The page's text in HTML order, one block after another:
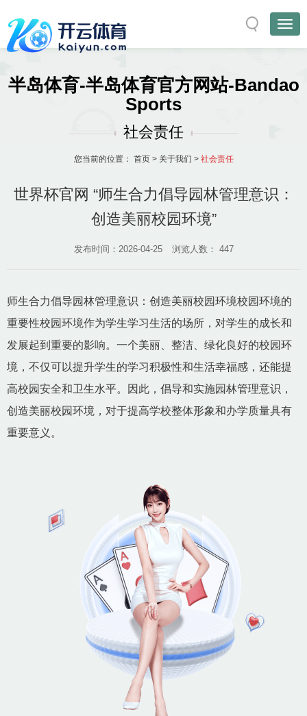
半岛体育-半岛体育官方网站-Bandao
Sports
社会责任
您当前的位置： 首页> 关于我们 > 社会责任
世界杯官网 “师生合力倡导园林管理意识：
创造美丽校园环境”
发布时间：2026-04-25 浏览人数： 447
师生合力倡导园林管理意识：创造美丽校园环境校园环境的
重要性校园环境作为学生学习生活的场所，对学生的成长和
发展起到重要的影响。一个美丽、整洁、绿化良好的校园环
境，不仅可以提升学生的学习积极性和生活幸福感，还能提
高校园安全和卫生水平。因此，倡导和实施园林管理意识，
创造美丽校园环境，对于提高学校整体形象和办学质量具有
重要意义。